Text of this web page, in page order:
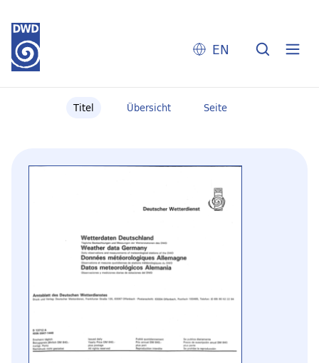
EN
Titel Übersicht Seite